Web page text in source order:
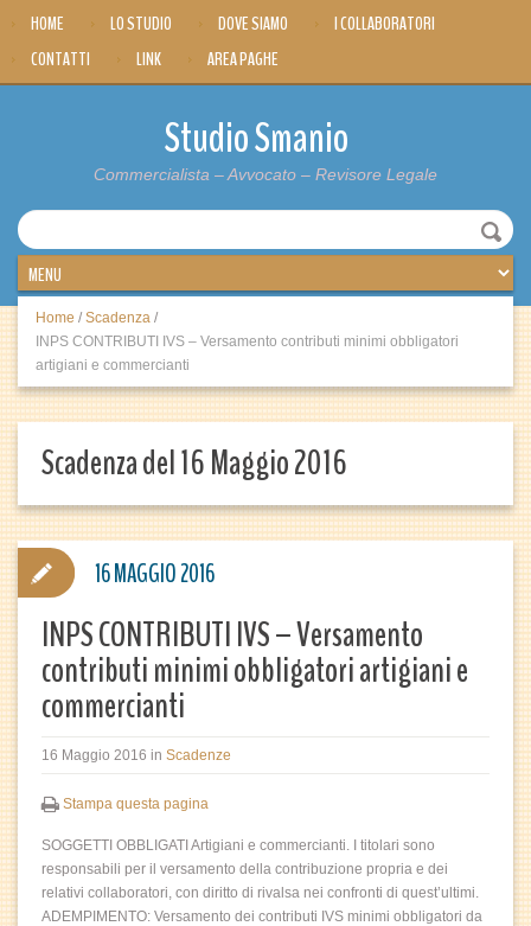
HOME LO STUDIO DOVE SIAMO
I COLLABORATORI
CONTATTI
LINK AREA PAGHE
Studio Smanio
Commercialista – Avvocato – Revisore Legale
Home / Scadenza /
INPS CONTRIBUTI IVS – Versamento contributi minimi obbligatori
artigiani e commercianti
Scadenza del 16 Maggio 2016
INPS CONTRIBUTI IVS – Versamento
contributi minimi obbligatori artigiani e
commercianti
16 Maggio 2016 in Scadenze
Stampa questa pagina
SOGGETTI OBBLIGATI Artigiani e commercianti. I titolari sono
responsabili per il versamento della contribuzione propria e dei
relativi collaboratori, con diritto di rivalsa nei confronti di quest’ultimi.
ADEMPIMENTO: Versamento dei contributi IVS minimi obbligatori da
16 MAGGIO 2016